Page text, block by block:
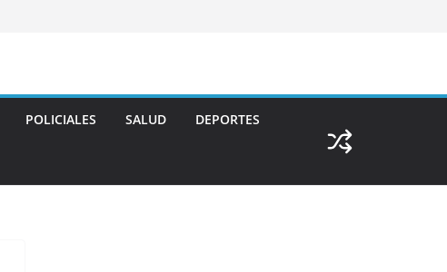
POLICIALES SALUD DEPORTES